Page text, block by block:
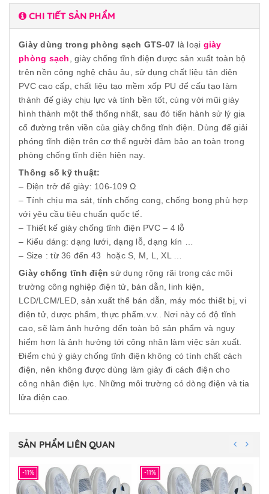
CHI TIẾT SẢN PHẨM
Giày dùng trong phòng sạch GTS-07 là loại giày
phòng sạch , giày chống tĩnh điện được sản xuất toàn bộ
trên nền công nghệ châu âu, sử dụng chất liệu tản điện
PVC cao cấp, chất liệu tạo mềm xốp PU để cấu tạo làm
thành đế giày chịu lực và tính bền tốt, cùng với mũi giày
hình thành một thể thống nhất, sau đó tiến hành sử lý gia
cố đường trên viền của giày chống tĩnh điện. Dùng để giải
phóng tĩnh điện trên cơ thể người đảm bảo an toàn trong
phòng chống tĩnh điện hiện nay.
Thông số kỹ thuật:
– Điện trở đế giày: 106-109 Ω
– Tính chịu ma sát, tính chống cong, chống bong phù hợp
với yêu cầu tiêu chuẩn quốc tế.
– Thiết kế giày chống tĩnh điện PVC – 4 lỗ
– Kiểu dáng: dạng lưới, dạng lỗ, dạng kín …
– Size : từ 36 đến 43 hoặc S, M, L, XL …
Giày chống tĩnh điện sử dụng rộng rãi trong các môi
trường công nghiệp điện tử, bán dẫn, linh kiện,
LCD/LCM/LED, sản xuất thể bán dẫn, máy móc thiết bị, vi
điện tử, dược phẩm, thực phẩm.v.v.. Nơi này có độ tĩnh
cao, sẽ làm ảnh hưởng đến toàn bộ sản phẩm và nguy
hiểm hơn là ảnh hưởng tới công nhân làm việc sản xuất.
Điểm chú ý giày chống tĩnh điện không có tính chất cách
điện, nên không được dùng làm giày đi cách điện cho
công nhân điện lực. Những môi trường có dòng điện và tia
lửa điện cao.
SẢN PHẨM LIÊN QUAN
-11% -11%